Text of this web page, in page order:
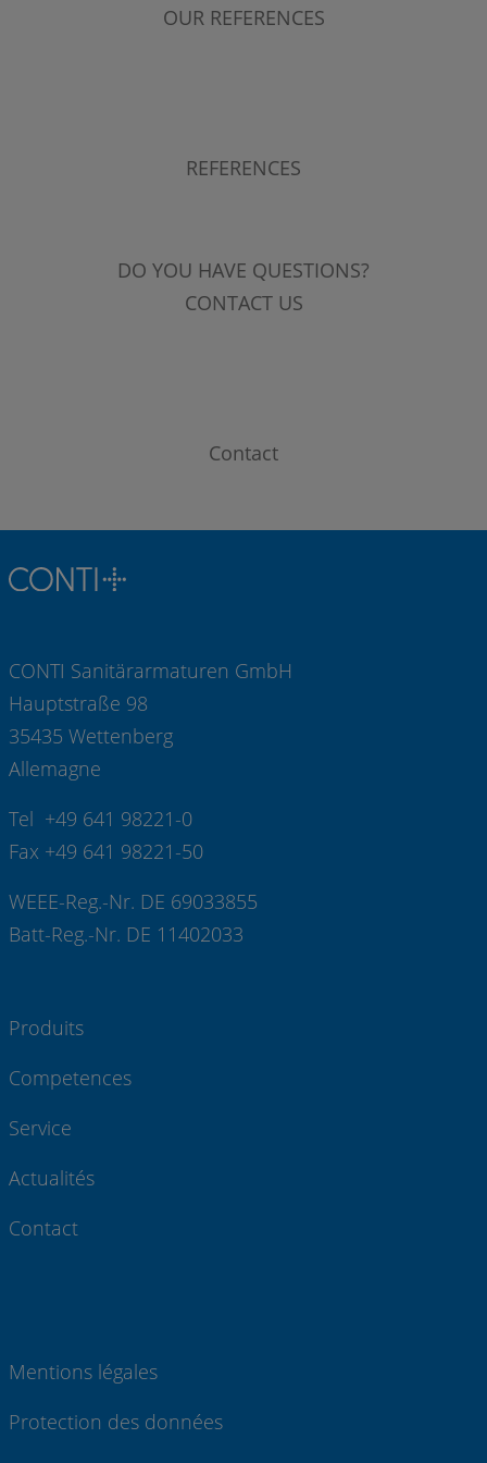
OUR REFERENCES
REFERENCES
DO YOU HAVE QUESTIONS?
CONTACT US
Contact
CONTI Sanitärarmaturen GmbH
Hauptstraße 98
35435 Wettenberg
Allemagne
Tel +49 641 98221-0
Fax +49 641 98221-50
WEEE-Reg.-Nr. DE 69033855
Batt-Reg.-Nr. DE 11402033
Produits
Competences
Service
Actualités
Contact
Mentions légales
Protection des données